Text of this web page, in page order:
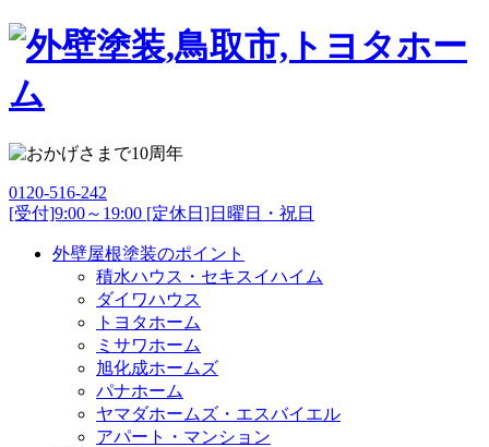
0120-516-242
[受付]9:00～19:00 [定休日]日曜日・祝日
外壁屋根塗装のポイント
積水ハウス・セキスイハイム
ダイワハウス
トヨタホーム
ミサワホーム
旭化成ホームズ
パナホーム
ヤマダホームズ・エスバイエル
アパート・マンション